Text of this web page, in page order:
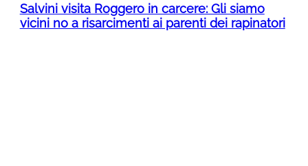
Salvini visita Roggero in carcere: Gli siamo
vicini no a risarcimenti ai parenti dei rapinatori